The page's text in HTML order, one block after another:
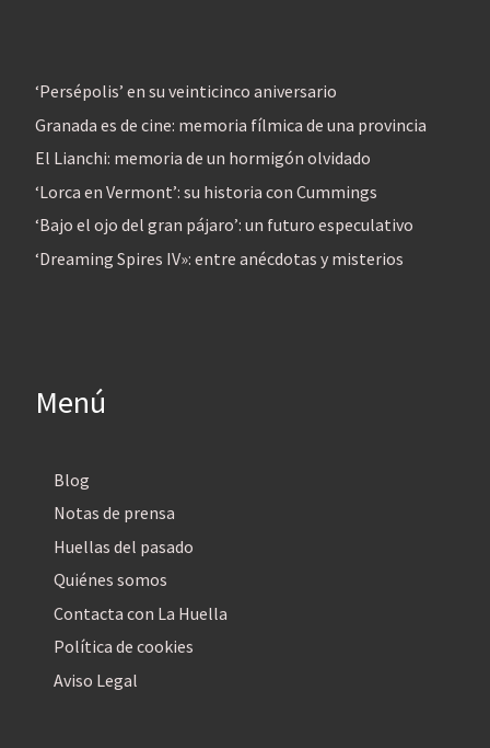
‘Persépolis’ en su veinticinco aniversario
Granada es de cine: memoria fílmica de una provincia
El Lianchi: memoria de un hormigón olvidado
‘Lorca en Vermont’: su historia con Cummings
‘Bajo el ojo del gran pájaro’: un futuro especulativo
‘Dreaming Spires IV»: entre anécdotas y misterios
Menú
Blog
Notas de prensa
Huellas del pasado
Quiénes somos
Contacta con La Huella
Política de cookies
Aviso Legal